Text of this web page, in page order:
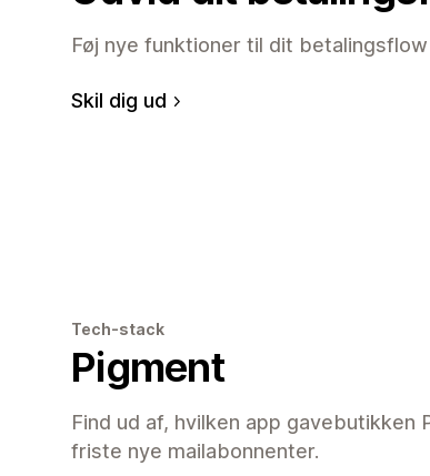
Føj nye funktioner til dit
Skil dig ud
Tech-stack
Pigment
Find ud af, hvilken app
friste nye mailabonnenter.